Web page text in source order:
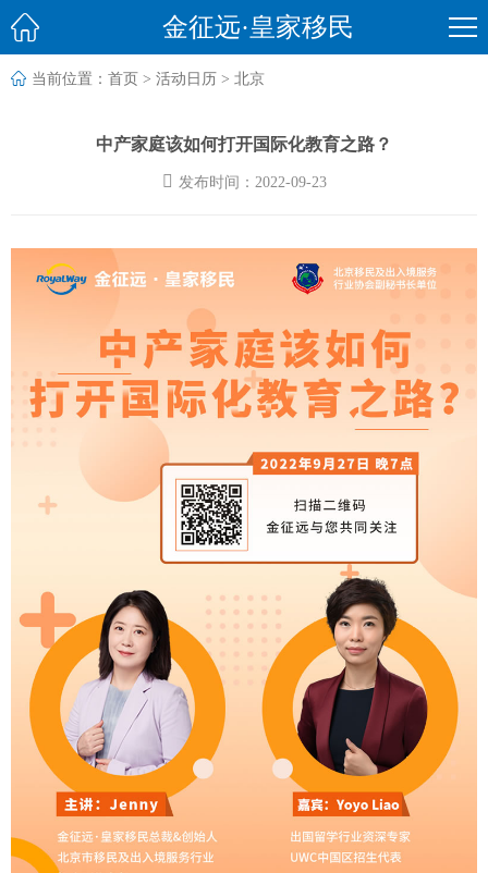
 金征远·皇家移民
 当前位置： 首页 > 活动日历 > 北京
中产家庭该如何打开国际化教育之路？
 发布时间：2022-09-23